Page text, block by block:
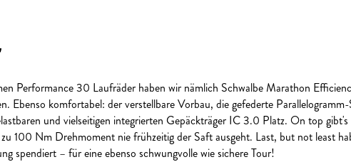
Performance 30 Laufräder haben wir nämlich Schwalbe Marathon
Ebenso komfortabel: der verstellbare Vorbau, die gefederte
und vielseitigen integrierten Gepäckträger IC 3.0 Platz. On top
Nm Drehmoment nie frühzeitig der Saft ausgeht. Last, but not least
spendiert – für eine ebenso schwungvolle wie sichere Tour!